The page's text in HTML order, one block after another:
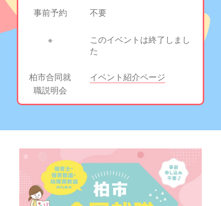
事前予約 不要
※
このイベントは終了しまし
た
柏市合同就
職説明会
イベント紹介ページ